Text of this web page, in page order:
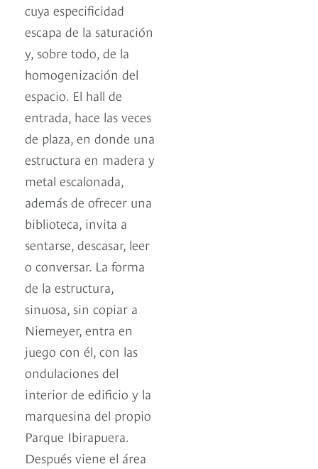
cuya especificidad
escapa de la saturación
y, sobre todo, de la
homogenización del
espacio. El hall de
entrada, hace las veces
de plaza, en donde una
estructura en madera y
metal escalonada,
además de ofrecer una
biblioteca, invita a
sentarse, descasar, leer
o conversar. La forma
de la estructura,
sinuosa, sin copiar a
Niemeyer, entra en
juego con él, con las
ondulaciones del
interior de edificio y la
marquesina del propio
Parque Ibirapuera.
Después viene el área